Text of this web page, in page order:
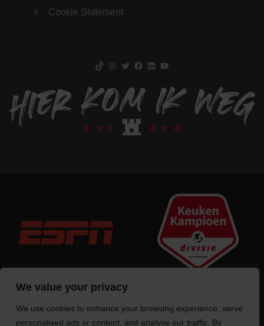
We value your privacy
We use cookies to enhance your browsing experience, serve
personalised ads or content, and analyse our traffic. By
Cookie Statement